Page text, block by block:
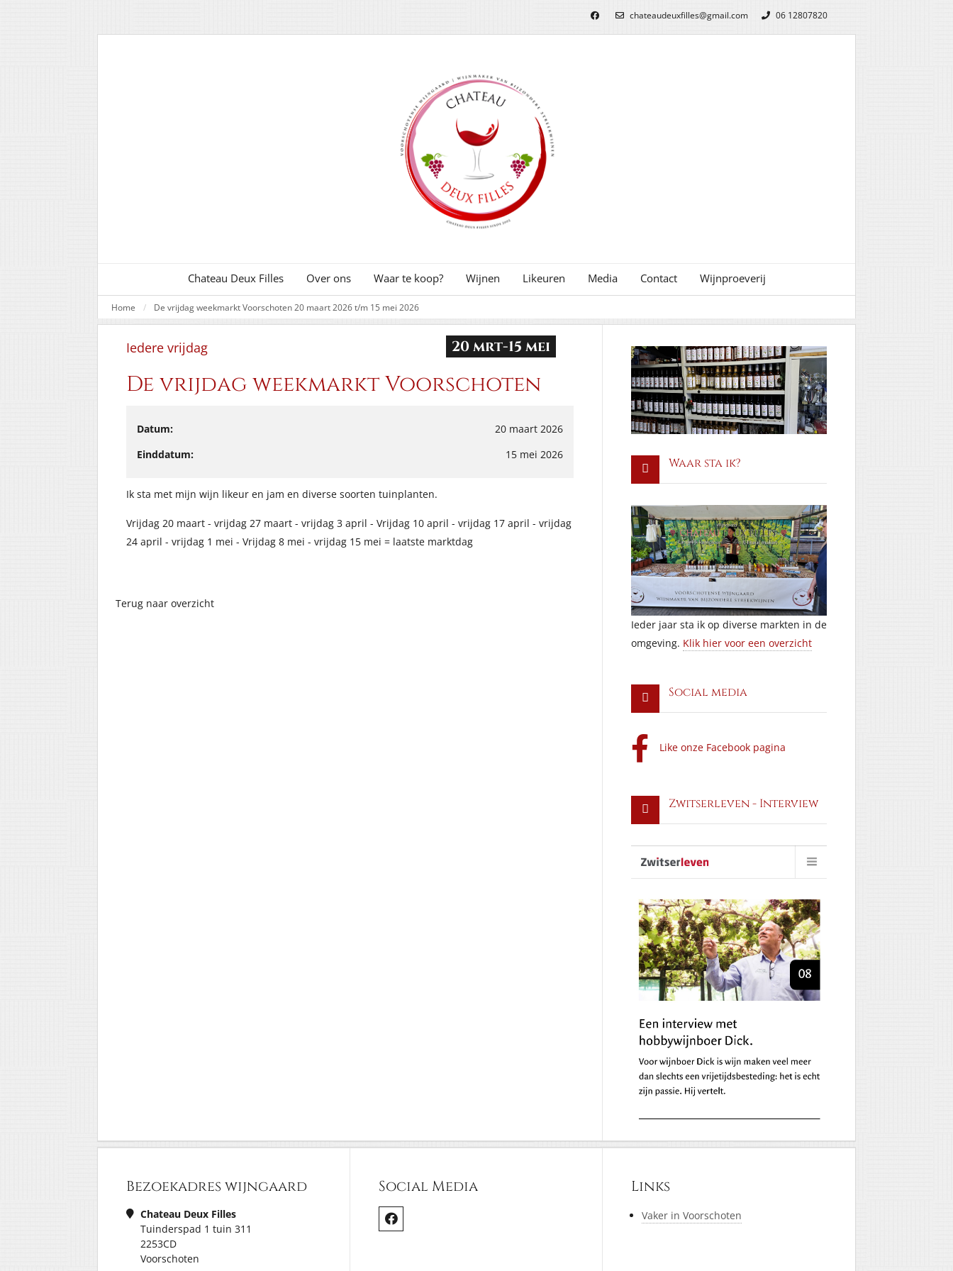
chateaudeuxfilles@gmail.com 06 12807820
Chateau Deux Filles Over ons Waar te koop? Wijnen Likeuren Media Contact Wijnproeverij
Home De vrijdag weekmarkt Voorschoten 20 maart 2026 t/m 15 mei 2026
Iedere vrijdag 20 mrt-15 mei
De vrijdag weekmarkt Voorschoten
Datum:
20 maart 2026
Einddatum:
15 mei 2026
Ik sta met mijn wijn likeur en jam en diverse soorten tuinplanten.
Vrijdag 20 maart - vrijdag 27 maart - vrijdag 3 april - Vrijdag 10 april - vrijdag 17 april - vrijdag
24 april - vrijdag 1 mei - Vrijdag 8 mei - vrijdag 15 mei = laatste marktdag
Terug naar overzicht
Waar sta ik?
Ieder jaar sta ik op diverse markten in de
omgeving. Klik hier voor een overzicht
Social media
Like onze Facebook pagina
Zwitserleven - Interview
Bezoekadres wijngaard
Chateau Deux Filles
Tuinderspad 1 tuin 311
2253CD
Voorschoten
Social Media Links
Vaker in Voorschoten